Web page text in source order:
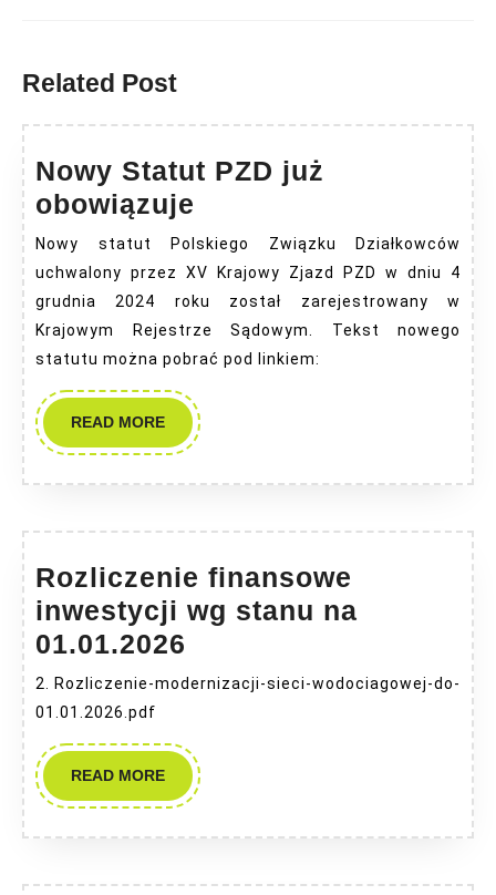
Related Post
Nowy Statut PZD już
obowiązuje
Statut
PZD
już
obowiązuje
Nowy statut Polskiego Związku Działkowców
uchwalony przez XV Krajowy Zjazd PZD w dniu 4
grudnia 2024 roku został zarejestrowany w
Krajowym Rejestrze Sądowym. Tekst nowego
statutu można pobrać pod linkiem:
READ MOREREAD
MORE
Rozliczenie finansowe
inwestycji wg stanu na
01.01.2026
finansowe
wg
stanu
na
01.01.2026
2. Rozliczenie-modernizacji-sieci-wodociagowej-do-
01.01.2026.pdf
READ MOREREAD
MORE